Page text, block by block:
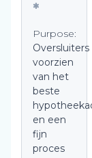
Purpose:
Oversluiters
voorzien
van het
beste
en een
fijn
proces